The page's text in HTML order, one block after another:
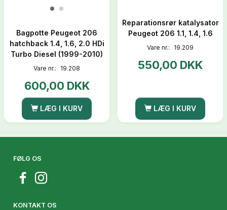
Bagpotte Peugeot 206
hatchback 1.4, 1.6, 2.0 HDi
Turbo Diesel (1999-2010)
Vare nr.: 19.208
600,00 DKK
LÆG I KURV
Reparationsrør katalysator
Peugeot 206 1.1, 1.4, 1.6
Vare nr.: 19.209
550,00 DKK
LÆG I KURV
FØLG OS
KONTAKT OS